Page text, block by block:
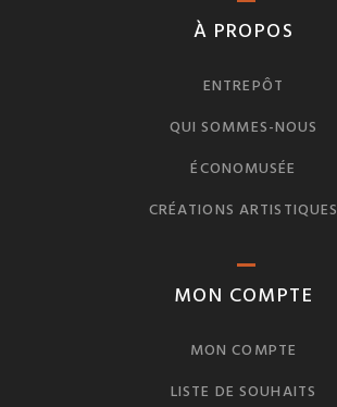
À PROPOS
ENTREPÔT
QUI SOMMES-NOUS
ÉCONOMUSÉE
CRÉATIONS ARTISTIQUES
MON COMPTE
MON COMPTE
LISTE DE SOUHAITS